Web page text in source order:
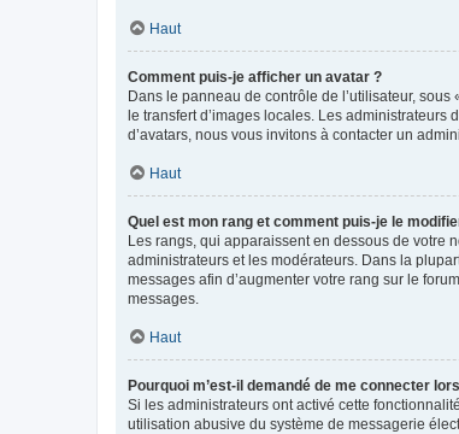
Haut
Comment puis-je afficher un avatar ?
Dans le panneau de contrôle de l’utilisateur,
le transfert d’images locales. Les
d’avatars, nous vous invitons à contacter un
Haut
Quel est mon rang et comment puis-je le
Les rangs, qui apparaissent en dessous de votre
administrateurs et les modérateurs. Dans la
messages afin d’augmenter votre rang sur le
messages.
Haut
Pourquoi m’est-il demandé de me connecter
Si les administrateurs ont activé cette
utilisation abusive du système de messagerie